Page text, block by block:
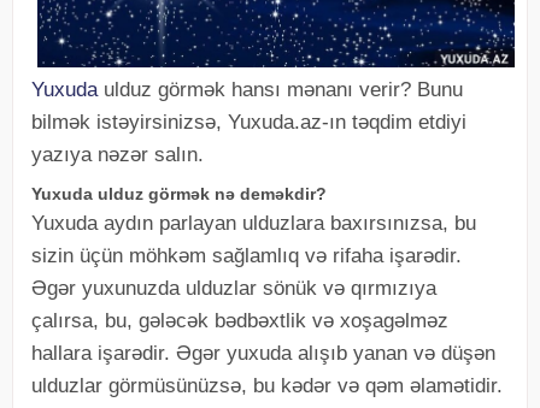
Yuxuda ulduz görmək hansı mənanı verir? Bunu
bilmək istəyirsinizsə, Yuxuda.az-ın təqdim etdiyi
yazıya nəzər salın.
Yuxuda ulduz görmək nə deməkdir?
Yuxuda aydın parlayan ulduzlara baxırsınızsa, bu
sizin üçün möhkəm sağlamlıq və rifaha işarədir.
Əgər yuxunuzda ulduzlar sönük və qırmızıya
çalırsa, bu, gələcək bədbəxtlik və xoşagəlməz
hallara işarədir. Əgər yuxuda alışıb yanan və düşən
ulduzlar görmüsünüzsə, bu kədər və qəm əlamətidir.